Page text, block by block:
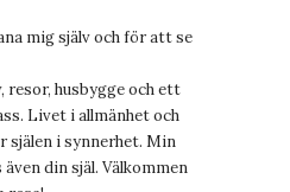
mig själv och för att se
husbygge och ett
Livet i allmänhet och
i synnerhet. Min
din själ. Välkommen